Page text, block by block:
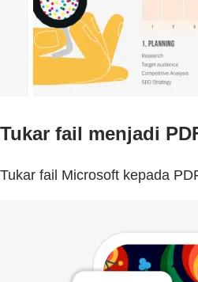
Tukar fail menjadi
Tukar fail Microsoft kepada